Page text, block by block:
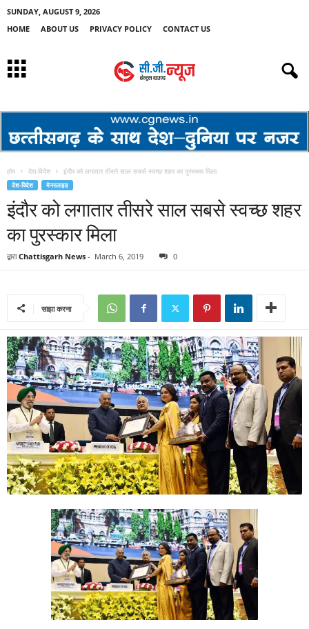
SUNDAY, AUGUST 9, 2026
HOME
ABOUT US PRIVACY POLICY CONTACT US
होम देश-विदेश इंदौर को लगातार तीसरे साल सबसे स्वच्छ शहर का पुरस्कार मिला
देश-विदेश मेनस्लाइड
इंदौर को लगातार तीसरे साल सबसे स्वच्छ शहर
का पुरस्कार मिला
द्वारा Chattisgarh News - March 6, 2019 0
साझा करना